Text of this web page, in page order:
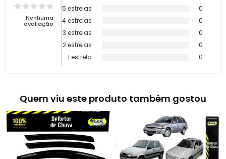
Nenhuma
avaliação
5 estrelas
0
4 estrelas
0
3 estrelas
0
2 estrelas
0
1 estrela
0
Quem viu este produto também gostou